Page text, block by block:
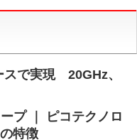
スで実現 20GHz、
プ ｜ ピコテクノロ
特徴